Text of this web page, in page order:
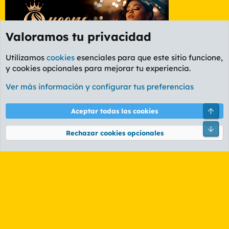
Foro General
Cookies
PL OLDSTYLE AMARILLO
Términos y reglas Política de privacidad Ayuda
Community platform by XenForo® © 2010-2026 XenForo Ltd.
Valoramos tu privacidad
Utilizamos cookies esenciales para que este sitio funcione,
y cookies opcionales para mejorar tu experiencia.
Ver más información y configurar tus preferencias
Aceptar todas las cookies
Rechazar cookies opcionales
Pie